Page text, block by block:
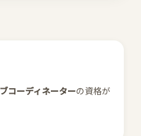
コーディネーターの資格が